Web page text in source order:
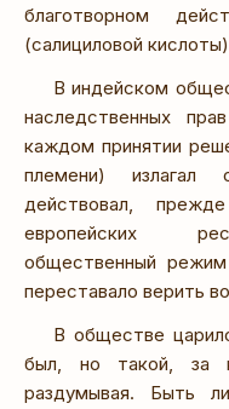
благотворном
(салициловой
В индейском
наследственных
каждом принятии
племени)
действовал,
европейских
общественный
переставало верить
В обществе
был, но такой, за
раздумывая. Быть